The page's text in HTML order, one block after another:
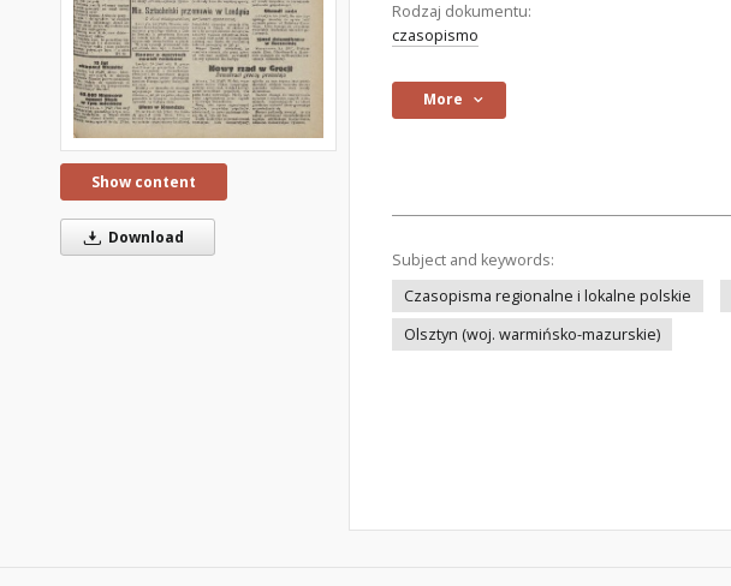
Show content
Download
Rodzaj dokumentu:
czasopismo
More
Subject and keywords:
Czasopisma regionalne i lokalne polskie
Olsztyn (woj. warmińsko-mazurskie)